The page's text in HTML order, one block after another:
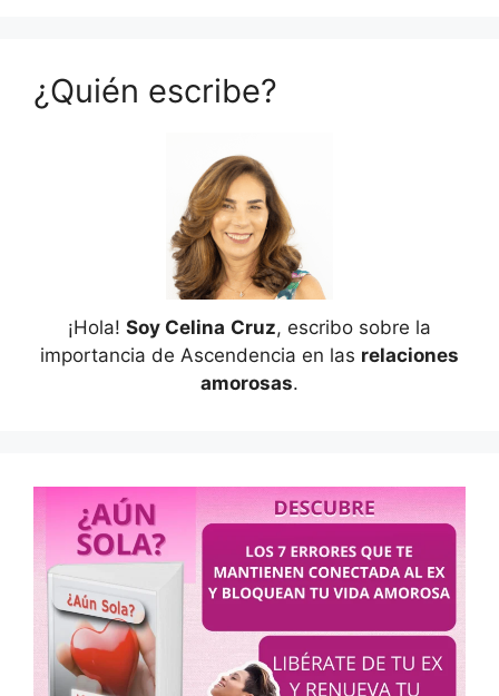
¿Quién escribe?
¡Hola! Soy Celina Cruz, escribo sobre la
importancia de Ascendencia en las relaciones
amorosas.